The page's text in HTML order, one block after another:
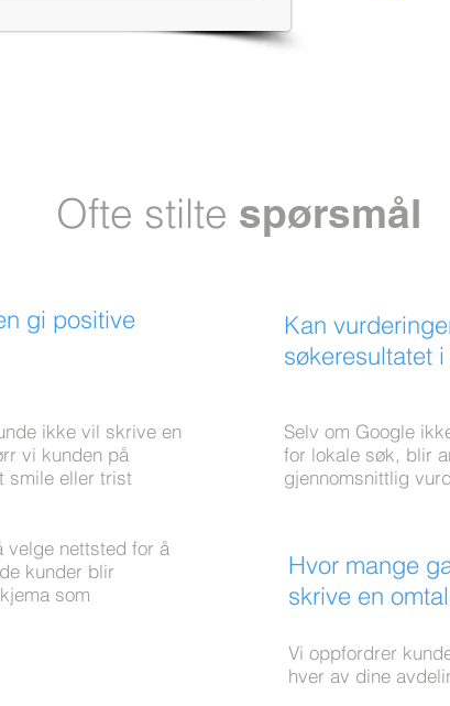
Ofte stilte spørsmål
gi positive
ikke vil skrive en
vi kunden på
smile eller trist
velge nettsted for å
kunder blir
som
Kan
søkeresultatet
Selv om Google
for lokale søk, blir
gjennomsnittlig
Hvor mange
skrive en
Vi oppfordrer
hver av dine